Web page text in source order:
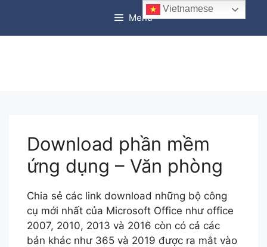
nội
Menu
Download phần mềm
ứng dụng – Văn phòng
Chia sẻ các link download những bộ công
cụ mới nhất của Microsoft Office như office
2007, 2010, 2013 và 2016 còn có cả các
bản khác như 365 và 2019 được ra mắt vào
Vietnamese